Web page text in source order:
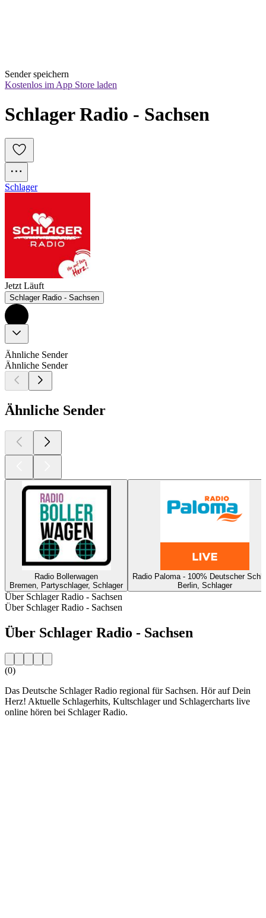
Sender speichern
Kostenlos im App Store laden
Schlager Radio - Sachsen
Schlager
Jetzt Läuft
Schlager Radio - Sachsen
Ähnliche Sender
Ähnliche Sender
Ähnliche Sender
Radio Bollerwagen
Bremen, Partyschlager, Schlager
Radio Paloma - 100% Deutscher
Berlin, Schlager
Über Schlager Radio - Sachsen
Über Schlager Radio - Sachsen
Über Schlager Radio - Sachsen
(0)
Das Deutsche Schlager Radio regional für Sachsen. Hör auf Dein
Herz! Aktuelle Schlagerhits, Kultschlager und Schlagercharts live
online hören bei Schlager Radio.